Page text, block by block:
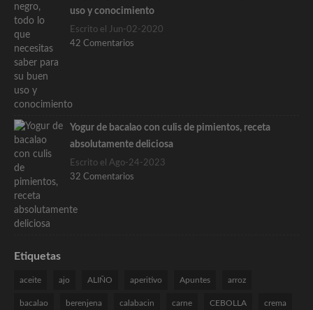
uso y conocimiento
Escrito el Jun-02-2020
42 Comentarios
Yogur de bacalao con culis de pimientos, receta
absolutamente deliciosa
Escrito el Ago-24-2023
32 Comentarios
Etiquetas
aceite ajo ALIÑO aperitivo Apuntes arroz
bacalao berenjena calabacin carne CEBOLLA crema